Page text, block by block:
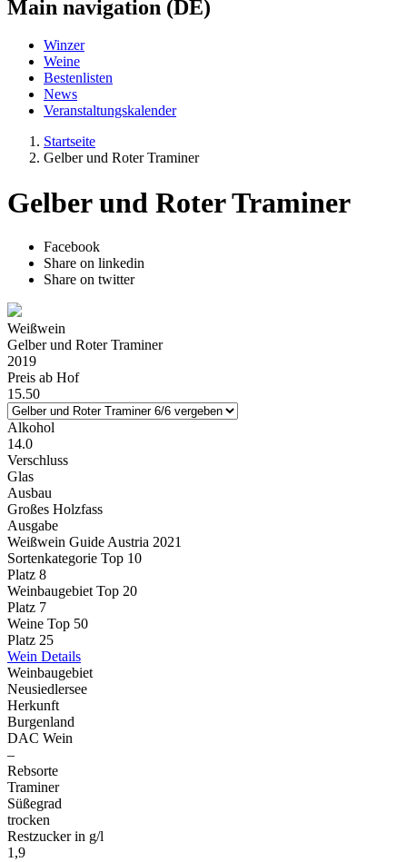
Main navigation (DE)
Winzer
Weine
Bestenlisten
News
Veranstaltungskalender
Startseite
Gelber und Roter Traminer
Gelber und Roter Traminer
Facebook
Share on linkedin
Share on twitter
Weißwein
Gelber und Roter Traminer
2019
Preis ab Hof
15.50
Alkohol
14.0
Verschluss
Glas
Ausbau
Großes Holzfass
Ausgabe
Weißwein Guide Austria 2021
Sortenkategorie Top 10
Platz 8
Weinbaugebiet Top 20
Platz 7
Weine Top 50
Platz 25
Wein Details
Weinbaugebiet
Neusiedlersee
Herkunft
Burgenland
DAC Wein
–
Rebsorte
Traminer
Süßegrad
trocken
Restzucker in g/l
1,9